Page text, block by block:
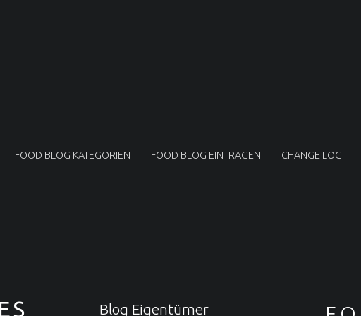
FOOD BLOG KATEGORIEN FOOD BLOG EINTRAGEN CHANGE LOG
Blog Eigentümer